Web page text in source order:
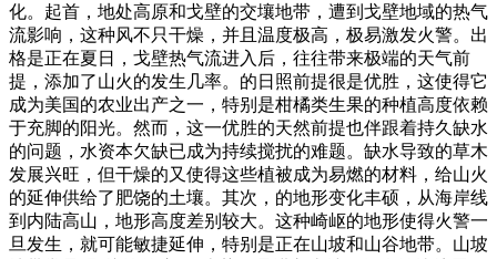
化。起首，地处高原和戈壁的交壤地带，遭到戈壁地域的热气
流影响，这种风不只干燥，并且温度极高，极易激发火警。出
格是正在夏日，戈壁热气流进入后，往往带来极端的天气前
提，添加了山火的发生几率。的日照前提很是优胜，这使得它
成为美国的农业出产之一，特别是柑橘类生果的种植高度依赖
于充脚的阳光。然而，这一优胜的天然前提也伴跟着持久缺水
的问题，水资本欠缺已成为持续搅扰的难题。缺水导致的草木
发展兴旺，但干燥的又使得这些植被成为易燃的材料，给山火
的延伸供给了肥饶的土壤。其次，的地形变化丰硕，从海岸线
到内陆高山，地形高度差别较大。这种崎岖的地形使得火警一
旦发生，就可能敏捷延伸，特别是正在山坡和山谷地带。山坡